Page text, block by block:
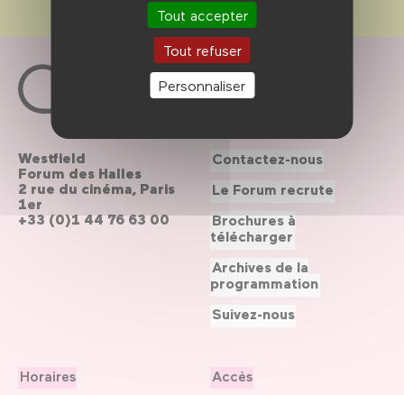
Tout accepter
Tout refuser
Personnaliser
Westfield
Forum des Halles
2 rue du cinéma, Paris
1er
+33 (0)1 44 76 63 00
Horaires Accès
Contactez-nous
Le Forum recrute
Brochures à
télécharger
Archives de la
programmation
Suivez-nous